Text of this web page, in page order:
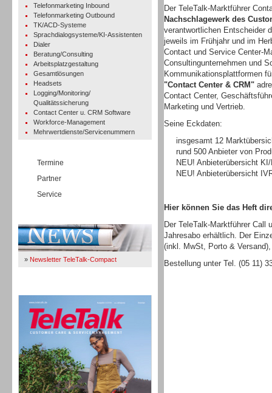
Telefonmarketing Inbound
Telefonmarketing Outbound
TK/ACD-Systeme
Sprachdialogsysteme/KI-Assistenten
Dialer
Beratung/Consulting
Arbeitsplatzgestaltung
Gesamtlösungen
Headsets
Logging/Monitoring/
Qualitätssicherung
Contact Center u. CRM Software
Workforce-Management
Mehrwertdienste/Servicenummern
Termine
Partner
Service
» Newsletter TeleTalk-Compact
Der TeleTalk-Marktführer
Nachschlagewerk des
verantwortlichen Entscheider
jeweils im Frühjahr und im
Contact und Service Center-
Consultingunternehmen und
Kommunikationsplattformen
"Contact Center & CRM"
Contact Center,
Marketing und Vertrieb.
Seine Eckdaten:
insgesamt 12
rund 500 Anbieter von
NEU! Anbieterübersicht
NEU! Anbieterübersicht
Hier können Sie das Heft
Der TeleTalk-Marktführer
Jahresabo erhältlich. Der
(inkl. MwSt, Porto &
Bestellung unter Tel. (05 11)